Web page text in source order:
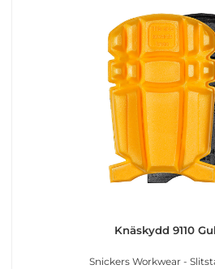
Knäskydd 9110
Snickers Workwear -